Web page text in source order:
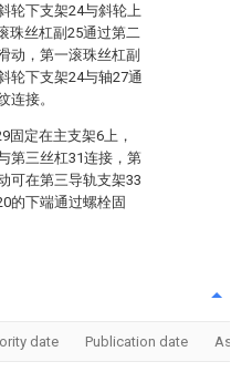
轮下支架24与斜轮上
珠丝杠副25通过第二
动，第一滚珠丝杠副
轮下支架24与轴27通
连接。
固定在主支架6上，
第三丝杠31连接，第
可在第三导轨支架33
的下端通过螺栓固
date Publication date